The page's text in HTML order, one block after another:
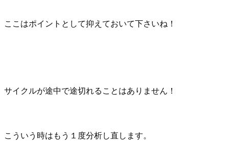
ここはポイントとして抑えておいて下さいね！
サイクルが途中で途切れることはありません！
こういう時はもう１度分析し直します。